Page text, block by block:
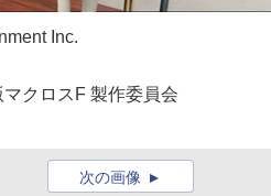
Inc.
クロスF 製作委員会
次の画像